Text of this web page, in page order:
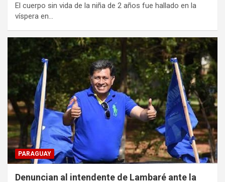
El cuerpo sin vida de la niña de 2 años fue hallado en la
víspera en…
PARAGUAY
Denuncian al intendente de Lambaré ante la